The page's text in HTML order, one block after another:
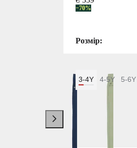
−70%
Розмір:
3-4Y 4-5Y 5-6Y